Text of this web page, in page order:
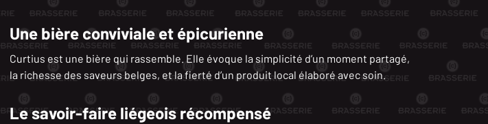
Une bière conviviale et épicurienne
Curtius est une bière qui rassemble. Elle évoque la simplicité d’un moment partagé,
la richesse des saveurs belges, et la fierté d’un produit local élaboré avec soin.
Le savoir-faire liégeois récompensé